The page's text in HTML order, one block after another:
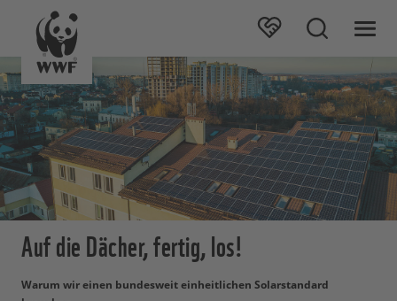
Auf die Dächer, fertig, los!
Warum wir einen bundesweit einheitlichen Solarstandard